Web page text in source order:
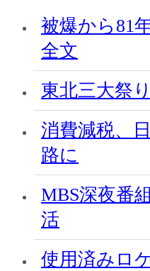
被爆から81
全文
東北三大祭
消費減税、
路に
MBS深夜番
活
使用済みロ